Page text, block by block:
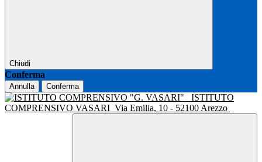
Chiudi
Conferma
Annulla Conferma
ISTITUTO
COMPRENSIVO VASARI Via Emilia, 10 - 52100 Arezzo